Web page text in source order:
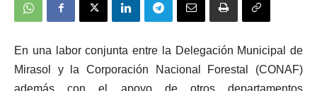
En una labor conjunta entre la Delegación Municipal de
Mirasol y la Corporación Nacional Forestal (CONAF)